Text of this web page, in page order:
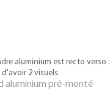
aluminium est recto verso :
2 visuels.
aluminium pré-monté